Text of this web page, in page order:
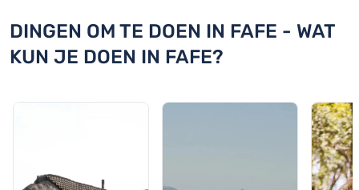
DINGEN OM TE DOEN IN FAFE - WAT
KUN JE DOEN IN FAFE?